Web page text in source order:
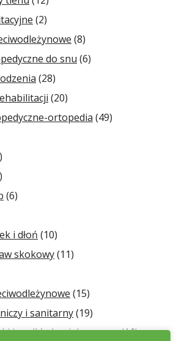
produktów
22
produkty
88
produktów
do snu 66
2828
produktów
2020
produktów
ortopedia 4949
5
produktów
8
66
i dłoń 1010
produktów
skokowy 1111
1515
produktów
i sanitarny 1919
produktów
i podkłady wielorazowe 1616